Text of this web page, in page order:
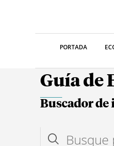
PORTADA
Guía de
Buscador de